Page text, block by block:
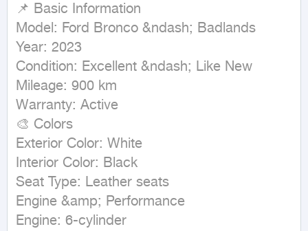
📌 Basic Information
Model: Ford Bronco &ndash; Badlands
Year: 2023
Condition: Excellent &ndash; Like New
Mileage: 900 km
Warranty: Active
🎨 Colors
Exterior Color: White
Interior Color: Black
Seat Type: Leather seats
Engine &amp; Performance
Engine: 6-cylinder